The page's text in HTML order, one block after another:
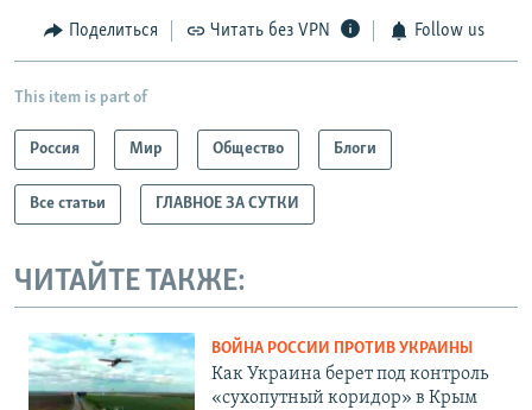
Поделиться Читать без VPN Follow us
This item is part of
Россия Мир Общество Блоги
Все статьи ГЛАВНОЕ ЗА СУТКИ
ЧИТАЙТЕ ТАКЖЕ:
ВОЙНА РОССИИ ПРОТИВ УКРАИНЫ
Как Украина берет под контроль
«сухопутный коридор» в Крым